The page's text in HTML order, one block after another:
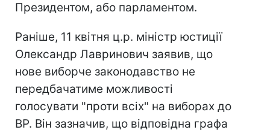
Президентом, або парламентом.
Раніше, 11 квітня ц.р. міністр юстиції
Олександр Лавринович заявив, що
нове виборче законодавство не
передбачатиме можливості
голосувати "проти всіх" на виборах до
ВР. Він зазначив, що відповідна графа